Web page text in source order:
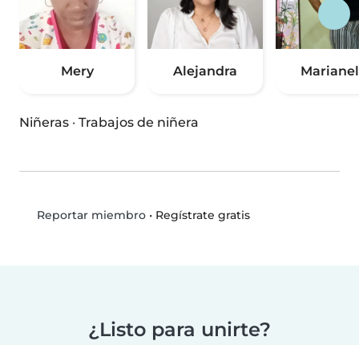
Mery Alejandra
Niñeras · Trabajos de niñera
Reportar miembro• Regístrate gratis
¿Listo para unirte?